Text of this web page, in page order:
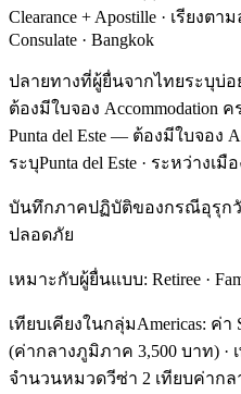
Clearance + Apostille · เรียง
Consulate · Bangkok
ปลายทางที่ผู้ยื่นจากไทยระบุบ่อ
ต้องมีใบจอง Accommodation
Punta del Este — ต้องมีใบจอง
ระบุPunta del Este · ระหว่างเ
บันทึกภาคปฏิบัติของกรณีอุรุกวัย
ปลอดภัย
เหมาะกับผู้ยื่นแบบ: Retiree ·
เทียบเคียงในกลุ่มAmericas: ค่
(ค่ากลางภูมิภาค 3,500 บาท) ·
จำนวนหมวดวีซ่า 2 เทียบค่ากล